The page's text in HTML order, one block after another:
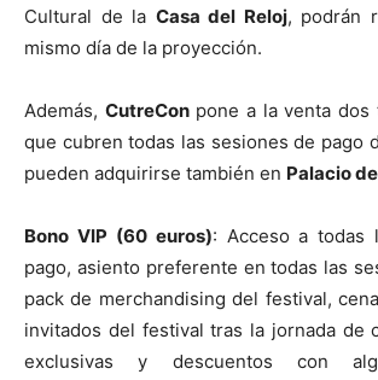
Cultural de la Casa del Reloj, podrán
mismo día de la proyección.
Además, CutreConpone a la venta dos
que cubren todas las sesiones de pago
pueden adquirirse también en Palacio
Bono VIP (60 euros): Acceso a todas
pago, asiento preferente en todas las
pack de merchandising del festival,
invitados del festival tras la jornada de
exclusivas y descuentos con